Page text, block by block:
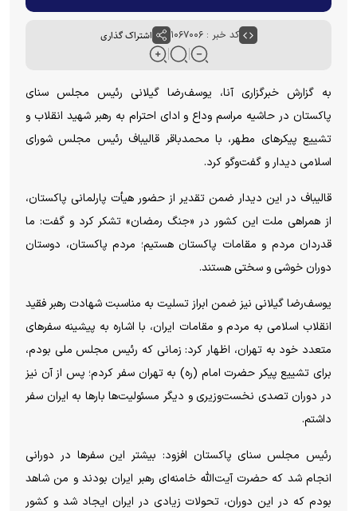
کد خبر : ۱۰۶۷۰۰۶ اشتراک گذاری
به گزارش خبرگزاری آنا، یوسف‌رضا گیلانی رئیس مجلس سنای
پاکستان در حاشیه مراسم وداع و ادای احترام به رهبر شهید انقلاب و
تشییع پیکر‌های مطهر، با محمدباقر قالیباف رئیس مجلس شورای
اسلامی دیدار و گفت‌و‌گو کرد.
قالیباف در این دیدار ضمن تقدیر از حضور هیأت پارلمانی پاکستان،
از همراهی ملت این کشور در «جنگ رمضان» تشکر کرد و گفت: ما
قدردان مردم و مقامات پاکستان هستیم؛ مردم پاکستان، دوستان
دوران خوشی و سختی هستند.
یوسف‌رضا گیلانی نیز ضمن ابراز تسلیت به مناسبت شهادت رهبر فقید
انقلاب اسلامی به مردم و مقامات ایران، با اشاره به پیشینه سفر‌های
متعدد خود به تهران، اظهار کرد: زمانی که رئیس مجلس ملی بودم،
برای تشییع پیکر حضرت امام (ره) به تهران سفر کردم؛ پس از آن نیز
در دوران تصدی نخست‌وزیری و دیگر مسئولیت‌ها بار‌ها به ایران سفر
داشتم.
رئیس مجلس سنای پاکستان افزود: بیشتر این سفر‌ها در دورانی
انجام شد که حضرت آیت‌الله خامنه‌ای رهبر ایران بودند و من شاهد
بودم که در این دوران، تحولات زیادی در ایران ایجاد شد و کشور